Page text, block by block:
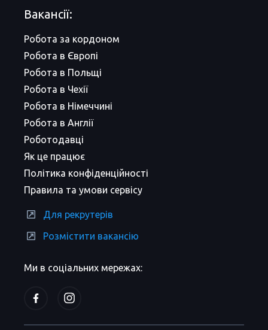
Ми в соціальних мережах:
Вакансії:
Робота за кордоном
Робота в Європі
Робота в Польщі
Робота в Чехії
Робота в Німеччині
Робота в Англії
Роботодавці
Як це працює
Політика конфіденційності
Правила та умови сервісу
Для рекрутерів
Розмістити вакансію